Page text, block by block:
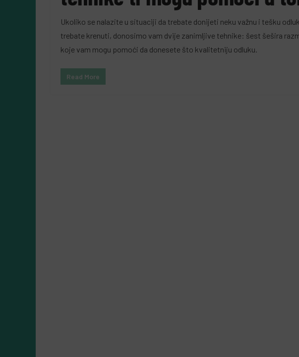
Ukoliko se nalazite u situaciji da trebate donijeti neku važnu i tešku
trebate krenuti, donosimo vam dvije zanimljive tehnike: šest šešira
koje vam mogu pomoći da donesete što kvalitetniju odluku.
Read More
5 Augusta, 2026 Almir Kurbegović